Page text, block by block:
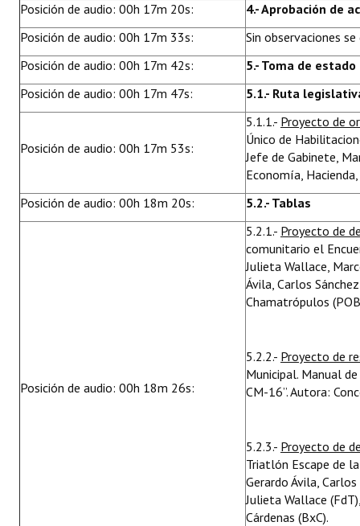
Posición de audio: 00h 17m 20s:
4.- Aprobación de
Posición de audio: 00h 17m 33s:
Sin observaciones
Posición de audio: 00h 17m 42s:
5.- Toma de
Posición de audio: 00h 17m 47s:
5.1.- Ruta
Posición de audio: 00h 17m 53s:
5.1.1.- Proyecto de
Único de
Jefe de Gabinete,
Economía,
Posición de audio: 00h 18m 20s:
5.2.- Tablas
Posición de audio: 00h 18m 26s:
5.2.1.- Proyecto de
comunitario el
Julieta Wallace,
Ávila, Carlos
Chamatrópulos
5.2.2.- Proyecto de
Municipal. Manual
CM-16”. Autora:
5.2.3.- Proyecto de
Triatlón Escape de
Gerardo Ávila,
Julieta Wallace
Cárdenas (BxC).